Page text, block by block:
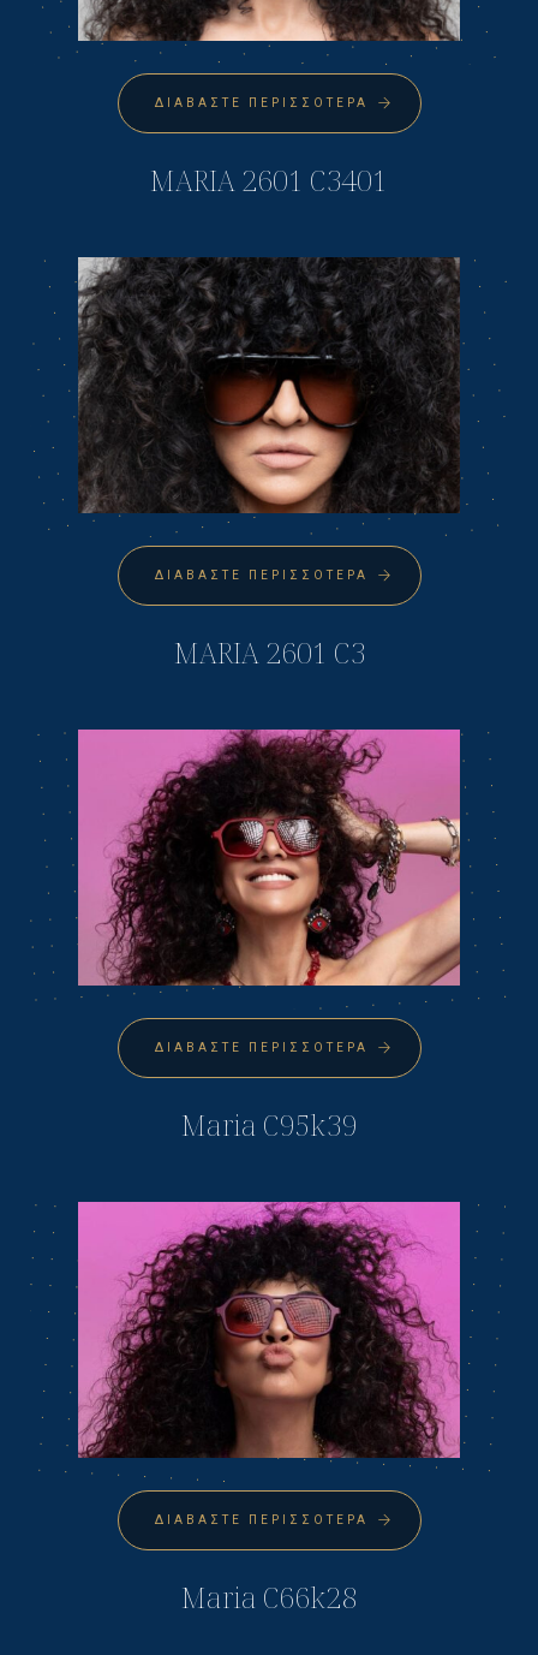
ΔΙΑΒΆΣΤΕ ΠΕΡΙΣΣΌΤΕΡΑ
MARIA 2601 C3401
ΔΙΑΒΆΣΤΕ ΠΕΡΙΣΣΌΤΕΡΑ
MARIA 2601 C3
ΔΙΑΒΆΣΤΕ ΠΕΡΙΣΣΌΤΕΡΑ
Maria C95k39
ΔΙΑΒΆΣΤΕ ΠΕΡΙΣΣΌΤΕΡΑ
Maria C66k28